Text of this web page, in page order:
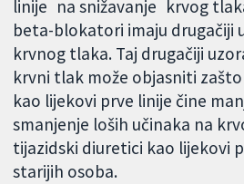
linije na snižavanje krvog
beta-blokatori imaju drugačiji
krvnog tlaka. Taj drugačiji
krvni tlak može objasniti
kao lijekovi prve linije čine
smanjenje loših učinaka na
tijazidski diuretici kao lijekovi
starijih osoba.